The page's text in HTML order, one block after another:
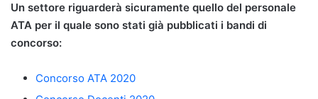
Un settore riguarderà sicuramente quello del personale
ATA per il quale sono stati già pubblicati i bandi di
concorso:
Concorso ATA 2020